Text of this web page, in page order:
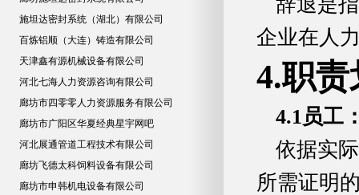
企业在人
4.职责
4.1 员工
依据实
所需证明
施坦达密封系统（湖北）有限公司
百炼铝顺（大连）铸造有限公司
天津鑫有源机械设备有限公司
河北七海人力资源咨询有限公司
廊坊市四零零人力资源服务有限公司
廊坊市广阳区华夏经典星宇网吧
河北展通管道工程技术有限公司
廊坊飞德太科饲料设备有限公司
廊坊市申韩机电设备有限公司